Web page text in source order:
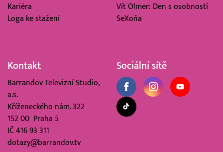
Kariéra
Loga ke stažení
Vít Olmer: Den s osobností
SeXoňa
Kontakt
Barrandov Televizní Studio,
a.s.
Kříženeckého nám. 322
152 00 Praha 5
IČ 416 93 311
dotazy@barrandov.tv
Sociální sítě